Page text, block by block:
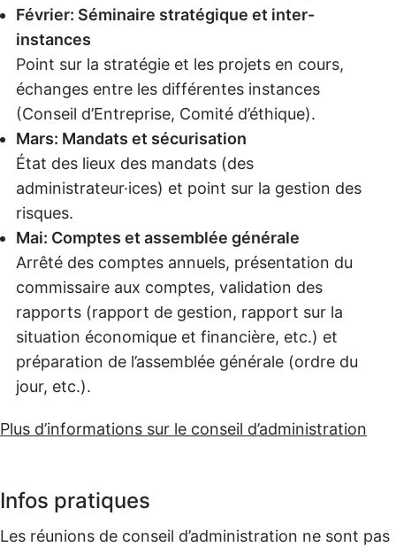
Février: Séminaire stratégique et inter-
instances
Point sur la stratégie et les projets en cours,
échanges entre les différentes instances
(Conseil d’Entreprise, Comité d’éthique).
Mars: Mandats et sécurisation
État des lieux des mandats (des
administrateur·ices) et point sur la gestion des
risques.
Mai: Comptes et assemblée générale
Arrêté des comptes annuels, présentation du
commissaire aux comptes, validation des
rapports (rapport de gestion, rapport sur la
situation économique et financière, etc.) et
préparation de l’assemblée générale (ordre du
jour, etc.).
Plus d’informations sur le conseil d’administration
Infos pratiques
Les réunions de conseil d’administration ne sont pas